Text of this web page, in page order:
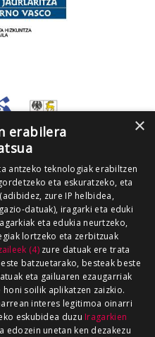
×
erabilera
antzeko teknologiak erabiltzen
eta eskuratzeko, eta
zure IP helbidea,
datuak), iragarki eta eduki
eta edukia neurtzeko,
lortzeko eta zerbitzuak
(4)zure datuak ere trata
batzuetarako, besteak beste
eta gailuaren ezaugarriak
soilik aplikatzen zaizkio.
interes legitimoa oinarri
eskubidea duzu Iragarkien
edozein unetan ken dezakezu